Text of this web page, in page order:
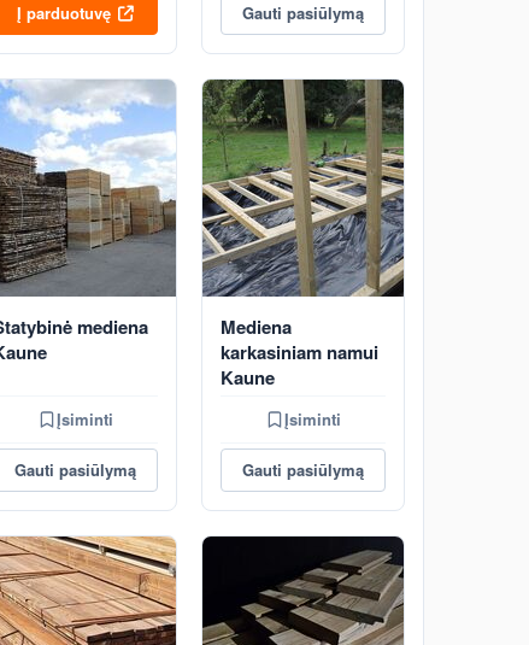
Į parduotuvę
Gauti pasiūlymą
mediena
Įsiminti
Gauti pasiūlymą
Mediena
karkasiniam namui
Kaune
Įsiminti
Gauti pasiūlymą